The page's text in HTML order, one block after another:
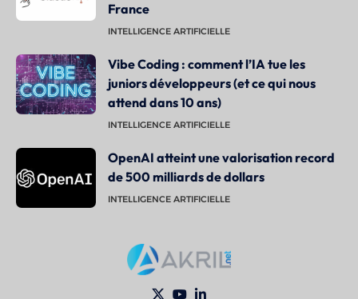
France
INTELLIGENCE ARTIFICIELLE
Vibe Coding : comment l’IA tue les
juniors développeurs (et ce qui nous
attend dans 10 ans)
INTELLIGENCE ARTIFICIELLE
OpenAI atteint une valorisation record
de 500 milliards de dollars
INTELLIGENCE ARTIFICIELLE